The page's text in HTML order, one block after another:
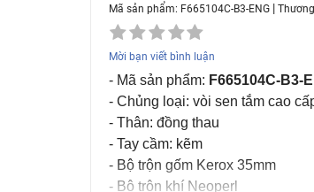
Mã sản phẩm: F665104C-B3-ENG |
Mời bạn viết bình luận
- Mã sản phẩm: F665104C-B3-
- Chủng loại: vòi sen tắm cao
- Thân: đồng thau
- Tay cầm: kẽm
- Bộ trộn gốm Kerox 35mm
- Bộ trộn khí Neoperl